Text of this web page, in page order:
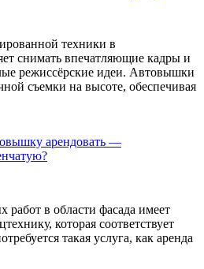
техники в
снимать впечатляющие кадры и
режиссёрские идеи. Автовышки
съемки на высоте, обеспечивая
арендовать —
работ в области фасада имеет
которая соответствует
такая услуга, как аренда